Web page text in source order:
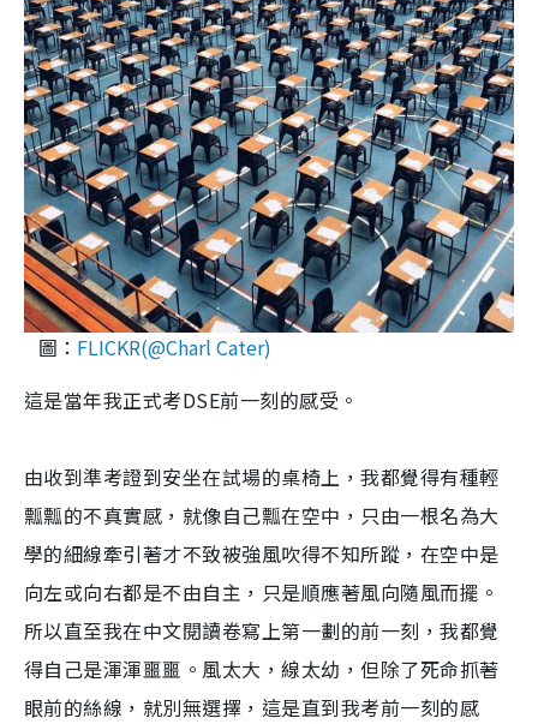
圖： FLICKR(@Charl Cater)
這是當年我正式考DSE前一刻的感受。
由收到準考證到安坐在試場的桌椅上，我都覺得有種輕
瓢瓢的不真實感，就像自己瓢在空中，只由一根名為大
學的細線牽引著才不致被強風吹得不知所蹤，在空中是
向左或向右都是不由自主，只是順應著風向隨風而擺。
所以直至我在中文閱讀卷寫上第一劃的前一刻，我都覺
得自己是渾渾噩噩。風太大，線太幼，但除了死命抓著
眼前的絲線，就別無選擇，這是直到我考前一刻的感